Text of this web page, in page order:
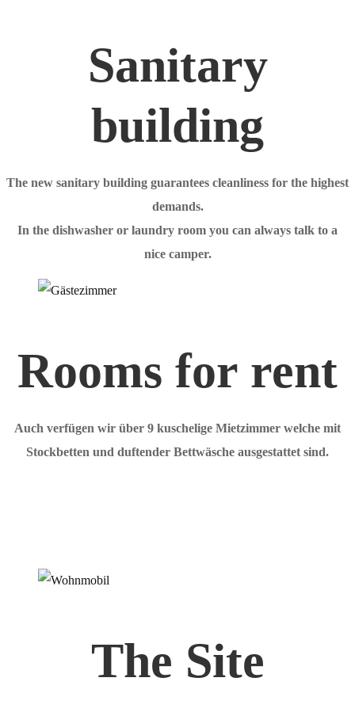
Sanitary
building
The new sanitary building guarantees cleanliness for the highest
demands.
In the dishwasher or laundry room you can always talk to a
nice camper.
Rooms for rent
Auch verfügen wir über 9 kuschelige Mietzimmer welche mit
Stockbetten und duftender Bettwäsche ausgestattet sind.
The Site